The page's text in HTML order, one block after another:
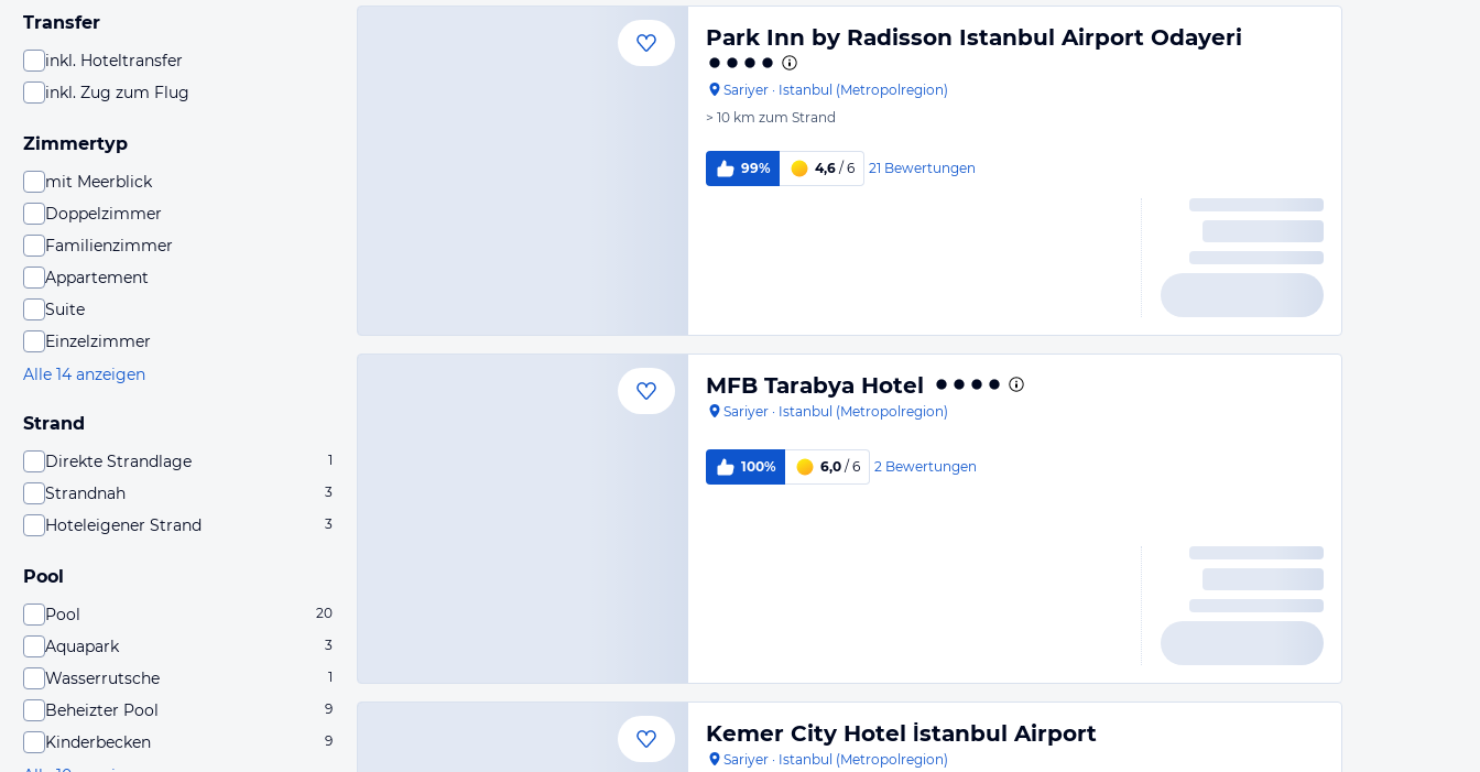
Transfer
inkl. Hoteltransfer
inkl. Zug zum Flug
Zimmertyp
mit Meerblick
Doppelzimmer
Familienzimmer
Appartement
Suite
Einzelzimmer
Alle 14 anzeigen
Strand
Direkte Strandlage 1
Strandnah 3
Hoteleigener Strand 3
Pool
Pool 20
Aquapark 3
Wasserrutsche 1
Beheizter Pool 9
Kinderbecken 9
Park Inn by Radisson Istanbul Airport Odayeri
Sariyer · Istanbul (Metropolregion)
> 10 km zum Strand
99% 4,6 / 6 21 Bewertungen
MFB Tarabya Hotel
Sariyer · Istanbul (Metropolregion)
100% 6,0 / 6 2 Bewertungen
Kemer City Hotel İstanbul Airport
Sariyer · Istanbul (Metropolregion)